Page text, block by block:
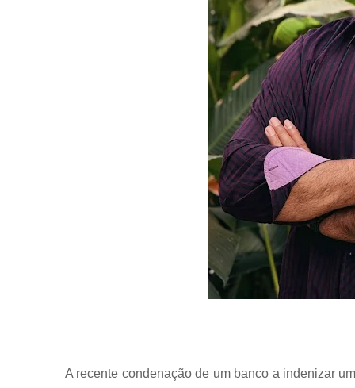
A recente condenação de um banco a indenizar